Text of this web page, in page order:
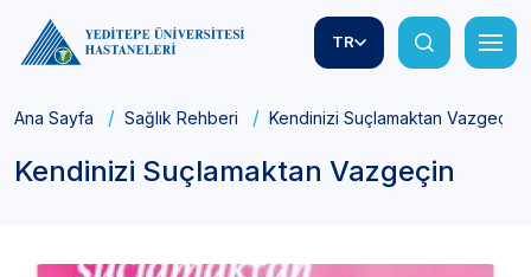
TR
Ana Sayfa Sağlık Rehberi Kendinizi Suçlamaktan Vazgeçin
Kendinizi Suçlamaktan Vazgeçin